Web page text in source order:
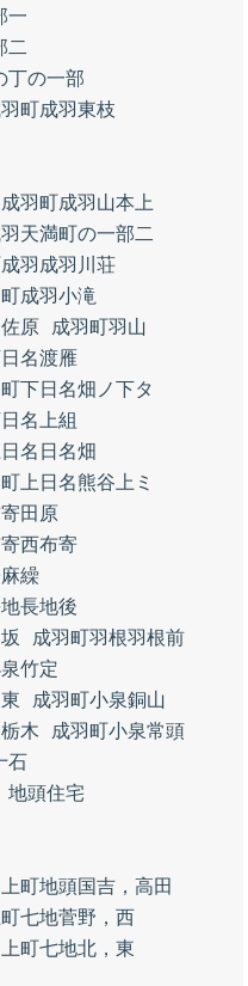
一
二
丁の一部
町成羽東枝
成羽町成羽山本上
天満町の一部二
羽成羽川荘
成羽小滝
原
成羽町羽山
名渡雁
下日名畑ノ下タ
名上組
名日名畑
上日名熊谷上ミ
田原
西布寄
繰
長地後
成羽町羽根羽根前
竹定
成羽町小泉銅山
木
成羽町小泉常頭
石
地頭住宅
上町地頭国吉，高田
町七地菅野，西
上町七地北，東